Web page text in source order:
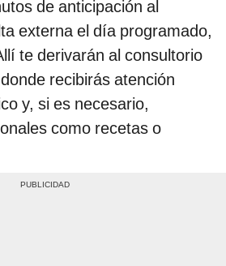
de anticipación al
externa el día programado,
te derivarán al consultorio
recibirás atención
y, si es necesario,
como recetas o